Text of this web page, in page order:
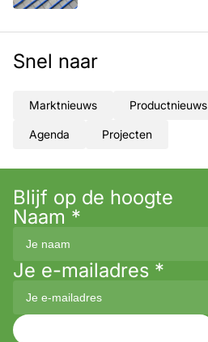
Snel naar
Marktnieuws Productnieuws
Agenda Projecten
Blijf op de hoogte
Naam *
Je e-mailadres *